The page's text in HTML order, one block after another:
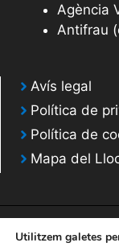
Agència
Antifrau
Avís legal
Política de
Política de
Mapa del
Utilitzem galetes